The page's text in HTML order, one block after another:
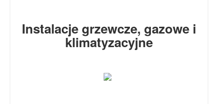
Instalacje grzewcze, gazowe i
klimatyzacyjne